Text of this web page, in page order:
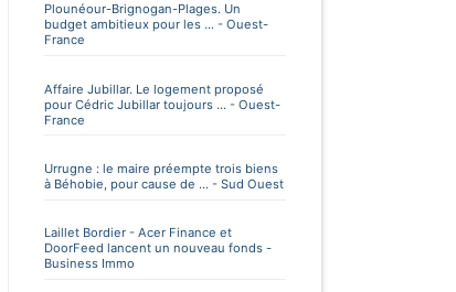
Plounéour-Brignogan-Plages. Un
budget ambitieux pour les ... - Ouest-
France
Affaire Jubillar. Le logement proposé
pour Cédric Jubillar toujours ... - Ouest-
France
Urrugne : le maire préempte trois biens
à Béhobie, pour cause de ... - Sud Ouest
Laillet Bordier - Acer Finance et
DoorFeed lancent un nouveau fonds -
Business Immo